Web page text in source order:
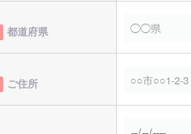
都道府県
ご住所